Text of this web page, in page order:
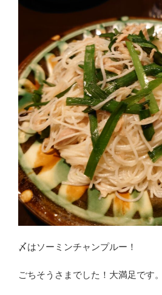
〆はソーミンチャンプルー！
ごちそうさまでした！大満足です。